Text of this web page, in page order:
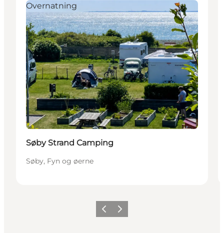
Overnatning
Søby Strand Camping
Søby, Fyn og øerne
ForrigeNæste